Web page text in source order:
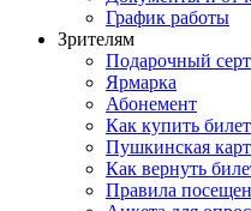
График работы
Зрителям
Подарочный
Ярмарка
Абонемент
Как купить билет
Пушкинская
Как вернуть
Правила